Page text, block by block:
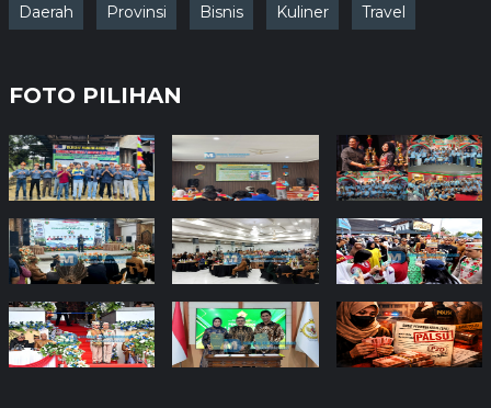
Daerah Provinsi Bisnis Kuliner Travel
FOTO PILIHAN